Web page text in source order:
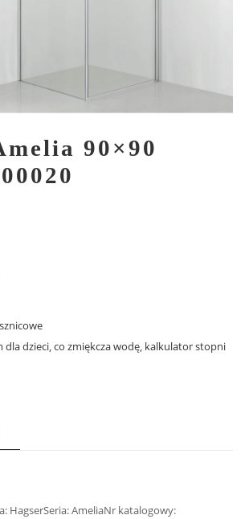
90×90
dla dzieci,co zmiękcza wodę, kalkulator stopni
HagserSeria: AmeliaNr katalogowy: